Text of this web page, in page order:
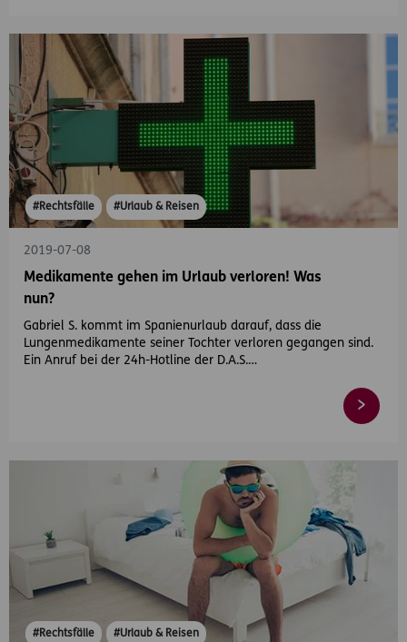
#Rechtsfälle #Urlaub & Reisen
2019-07-08
Medikamente gehen im Urlaub verloren! Was
nun?
Gabriel S. kommt im Spanienurlaub darauf, dass die
Lungenmedikamente seiner Tochter verloren gegangen sind.
Ein Anruf bei der 24h-Hotline der D.A.S.…
#Rechtsfälle #Urlaub & Reisen